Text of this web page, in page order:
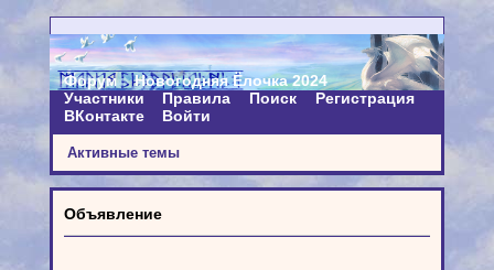
Форум
Новогодняя Ёлочка 2024
Участники
Правила Поиск
Регистрация
ВКонтакте
Войти
Активные темы
Объявление